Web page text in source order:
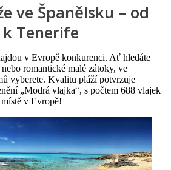
ve Španělsku – od
Tenerife
v Evropě konkurenci. Ať hledáte
romantické malé zátoky, ve
vyberete. Kvalitu pláží potvrzuje
„Modrá vlajka“, s počtem 688 vlajek
v Evropě!